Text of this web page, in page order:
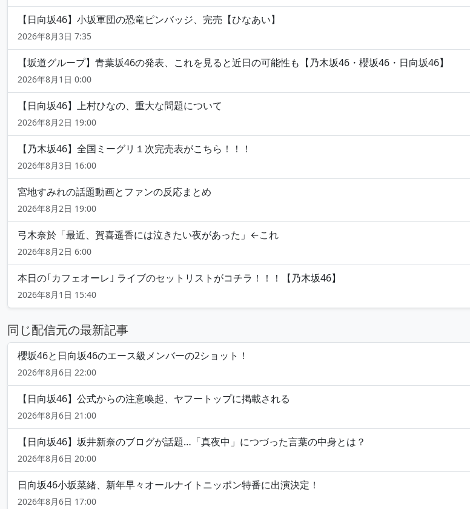
【日向坂46】小坂軍団の恐竜ピンバッジ、完売【ひなあい】
2026年8月3日 7:35
【坂道グループ】青葉坂46の発表、これを見ると近日の可能性も【乃木坂46・櫻坂46・日向坂46】
2026年8月1日 0:00
【日向坂46】上村ひなの、重大な問題について
2026年8月2日 19:00
【乃木坂46】全国ミーグリ１次完売表がこちら！！！
2026年8月3日 16:00
宮地すみれの話題動画とファンの反応まとめ
2026年8月2日 19:00
弓木奈於「最近、賀喜遥香には泣きたい夜があった」←これ
2026年8月2日 6:00
本日の｢カフェオーレ｣ ライブのセットリストがコチラ！！！【乃木坂46】
2026年8月1日 15:40
同じ配信元の最新記事
櫻坂46と日向坂46のエース級メンバーの2ショット！
2026年8月6日 22:00
【日向坂46】公式からの注意喚起、ヤフートップに掲載される
2026年8月6日 21:00
【日向坂46】坂井新奈のブログが話題…「真夜中」につづった言葉の中身とは？
2026年8月6日 20:00
日向坂46小坂菜緒、新年早々オールナイトニッポン特番に出演決定！
2026年8月6日 17:00